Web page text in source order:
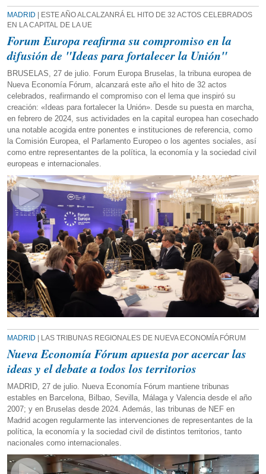
MADRID | ESTE AÑO ALCALZANRÁ EL HITO DE 32 ACTOS CELEBRADOS
EN LA CAPITAL DE LA UE
Forum Europa reafirma su compromiso en la
difusión de "Ideas para fortalecer la Unión"
BRUSELAS, 27 de julio. Forum Europa Bruselas, la tribuna europea de
Nueva Economía Fórum, alcanzará este año el hito de 32 actos
celebrados, reafirmando el compromiso con el lema que inspiró su
creación: «Ideas para fortalecer la Unión». Desde su puesta en marcha,
en febrero de 2024, sus actividades en la capital europea han cosechado
una notable acogida entre ponentes e instituciones de referencia, como
la Comisión Europea, el Parlamento Europeo o los agentes sociales, así
como entre representantes de la política, la economía y la sociedad civil
europeas e internacionales.
MADRID | LAS TRIBUNAS REGIONALES DE NUEVA ECONOMÍA FÓRUM
Nueva Economía Fórum apuesta por acercar las
ideas y el debate a todos los territorios
MADRID, 27 de julio. Nueva Economía Fórum mantiene tribunas
estables en Barcelona, Bilbao, Sevilla, Málaga y Valencia desde el año
2007; y en Bruselas desde 2024. Además, las tribunas de NEF en
Madrid acogen regularmente las intervenciones de representantes de la
política, la economía y la sociedad civil de distintos territorios, tanto
nacionales como internacionales.